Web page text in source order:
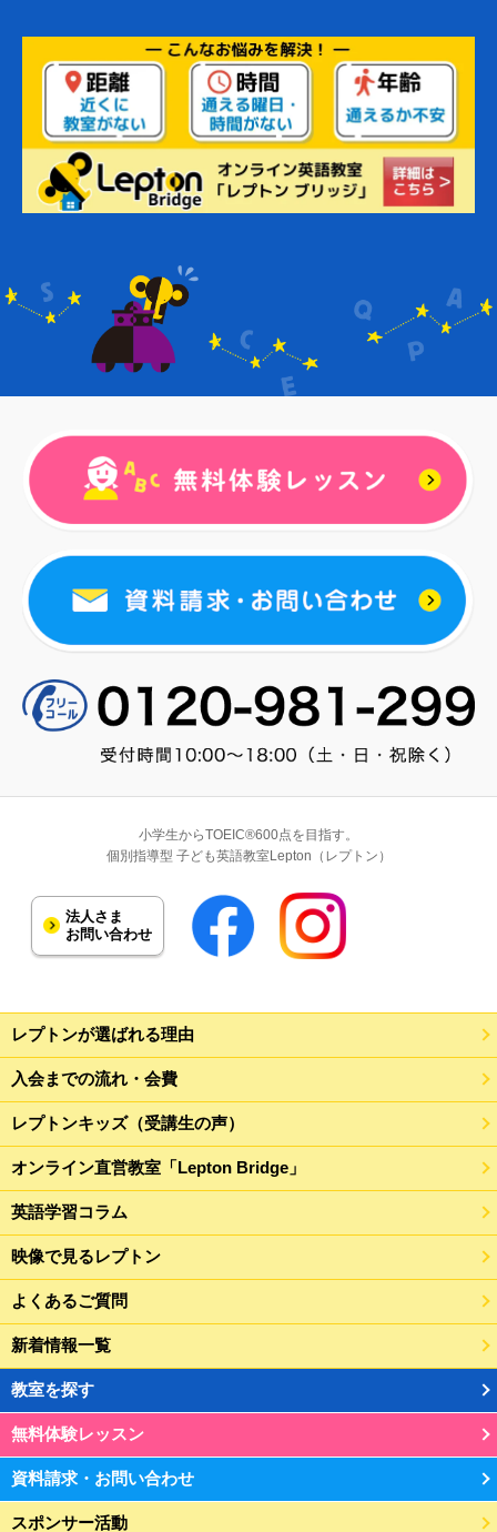
小学生からTOEIC®600点を目指す。
個別指導型 子ども英語教室Lepton（レプトン）
法人さま
お問い合わせ
レプトンが選ばれる理由
入会までの流れ・会費
レプトンキッズ（受講生の声）
オンライン直営教室「Lepton Bridge」
英語学習コラム
映像で見るレプトン
よくあるご質問
新着情報一覧
教室を探す
無料体験レッスン
資料請求・お問い合わせ
スポンサー活動